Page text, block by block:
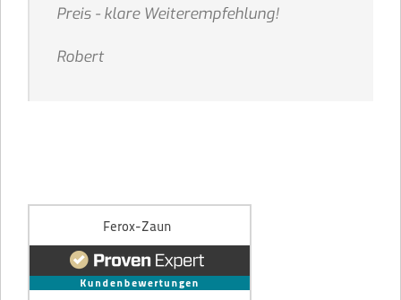
Preis - klare Weiterempfehlung!
Robert